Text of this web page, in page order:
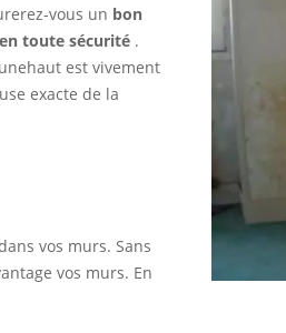
vous un bon
toute sécurité .
est vivement
exacte de la
vos murs. Sans
vos murs. En